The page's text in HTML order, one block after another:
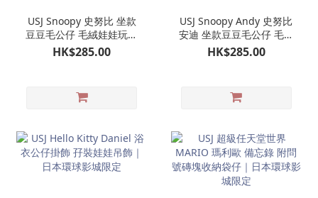
USJ Snoopy 史努比 坐款
豆豆毛公仔 毛絨娃娃玩偶
｜日本環球影城限定
HK$285.00
USJ Snoopy Andy 史努比
安迪 坐款豆豆毛公仔 毛絨
娃娃玩偶｜日本環球影城
HK$285.00